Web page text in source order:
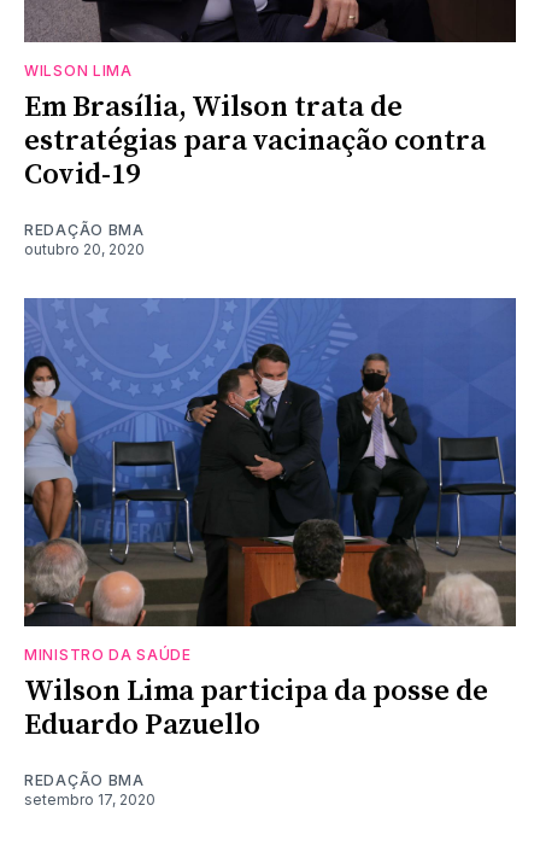
WILSON LIMA
Em Brasília, Wilson trata de
estratégias para vacinação contra
Covid-19
REDAÇÃO BMA
outubro 20, 2020
MINISTRO DA SAÚDE
Wilson Lima participa da posse de
Eduardo Pazuello
REDAÇÃO BMA
setembro 17, 2020